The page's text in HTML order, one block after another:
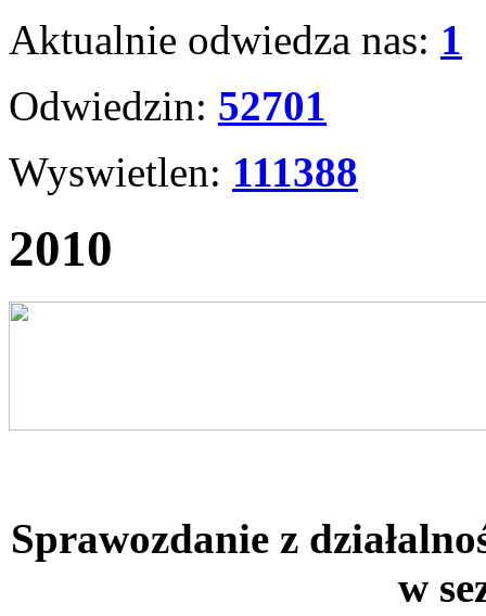
Aktualnie odwiedza nas: 1
Odwiedzin: 52701
Wyswietlen: 111388
2010
Sprawozdanie z
w